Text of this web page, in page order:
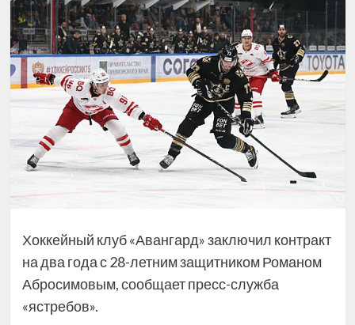
Хоккейный клуб «Авангард» заключил контракт
на два года с 28-летним защитником Романом
Абросимовым, сообщает пресс-служба
«ястребов».